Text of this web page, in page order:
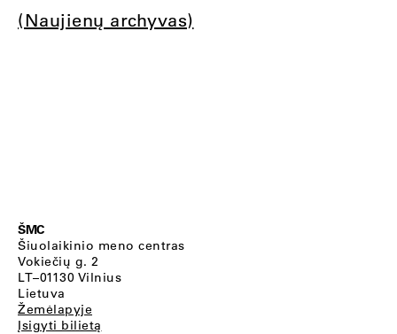
(Naujienų archyvas)
ŠMC
Šiuolaikinio meno centras
Vokiečių g. 2
LT–01130 Vilnius
Lietuva
Žemėlapyje
Įsigyti bilietą